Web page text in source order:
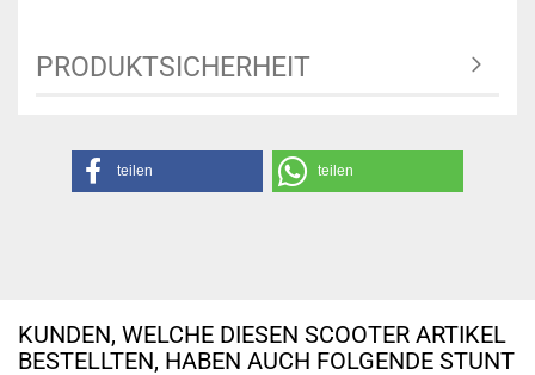
PRODUKTSICHERHEIT
teilen teilen
KUNDEN, WELCHE DIESEN SCOOTER ARTIKEL
BESTELLTEN, HABEN AUCH FOLGENDE STUNT